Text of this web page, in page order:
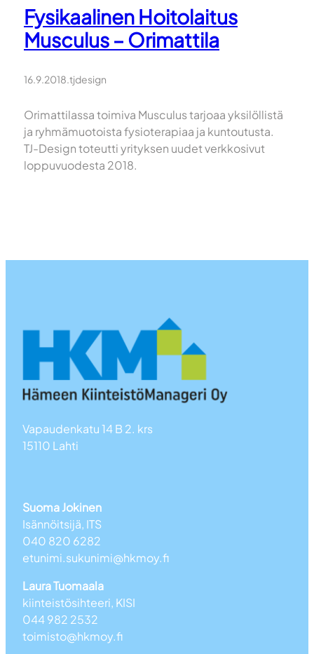
Fysikaalinen Hoitolaitus
Musculus – Orimattila
16.9.2018.tjdesign
Orimattilassa toimiva Musculus tarjoaa yksilöllistä
ja ryhmämuotoista fysioterapiaa ja kuntoutusta.
TJ-Design toteutti yrityksen uudet verkkosivut
loppuvuodesta 2018.
Vapaudenkatu 14 B 2. krs
15110 Lahti
Suoma Jokinen
Isännöitsijä, ITS
040 820 6282
etunimi.sukunimi@hkmoy.fi
Laura Tuomaala
kiinteistösihteeri, KISI
044 982 2532
toimisto@hkmoy.fi